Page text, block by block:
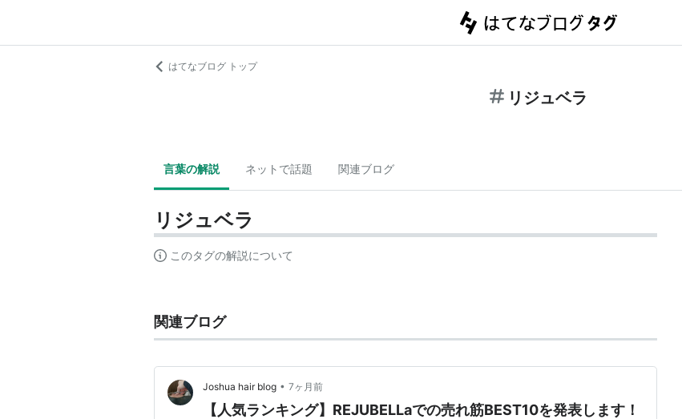
はてなブログ トップ
リジュベラ
言葉の解説 ネットで話題 関連ブログ
リジュベラ
このタグの解説について
関連ブログ
Joshua hair blog • 7ヶ月前
【人気ランキング】REJUBELLaでの売れ筋BEST10を発表します！